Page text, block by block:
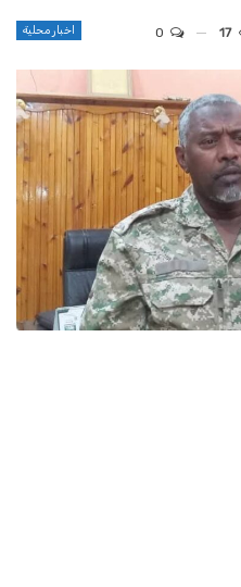
اخبار محلية 17